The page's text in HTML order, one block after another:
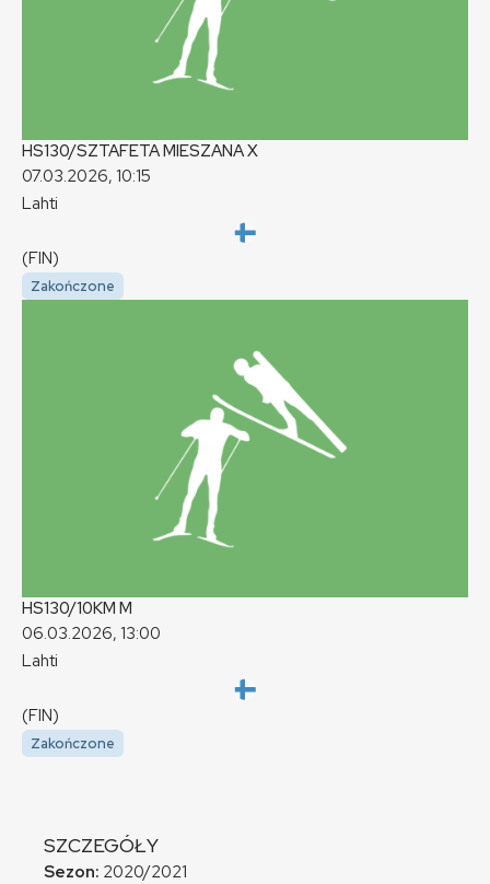
HS130/SZTAFETA MIESZANAX
07.03.2026, 10:15
Lahti
(FIN)
Zakończone
HS130/10KM M
06.03.2026, 13:00
Lahti
(FIN)
Zakończone
SZCZEGÓŁY
Sezon: 2020/2021